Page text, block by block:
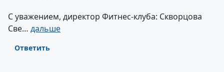
С уважением, директор Фитнес-клуба: Скворцова
Све… дальше
Ответить